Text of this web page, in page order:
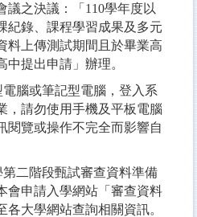
議之決議：「110學年度以
紀錄、課程學習成果及多元
料上傳測試期間且於畢業高
提出申請」辦理。
腦或筆記型電腦，登入系
，請勿使用手機及平板電腦
閱覽或操作不完全而影響自
二階段甄試審查資料準備
會申請入學網站「審查資料
大學網站查詢相關資訊。